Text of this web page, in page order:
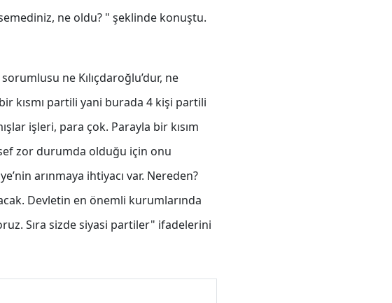
ne oldu? " şeklinde konuştu.
ne Kılıçdaroğlu’dur, ne
kısmı partili yani burada 4 kişi partili
işleri, para çok. Parayla bir kısım
zor durumda olduğu için onu
arınmaya ihtiyacı var. Nereden?
Devletin en önemli kurumlarında
Sıra sizde siyasi partiler" ifadelerini